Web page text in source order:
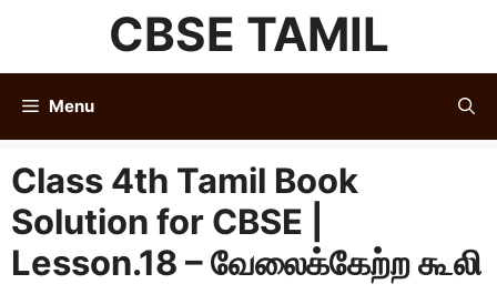
content
CBSE TAMIL
Menu
Class 4th Tamil Book
Solution for CBSE |
Lesson.18 – வேலைக்கேற்ற கூலி